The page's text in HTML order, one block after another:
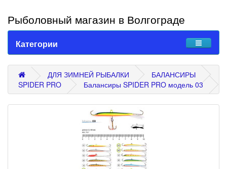
Рыболовный магазин в Волгограде
Категории
ДЛЯ ЗИМНЕЙ РЫБАЛКИ
БАЛАНСИРЫ
SPIDER PRO
Балансиры SPIDER PRO модель 03